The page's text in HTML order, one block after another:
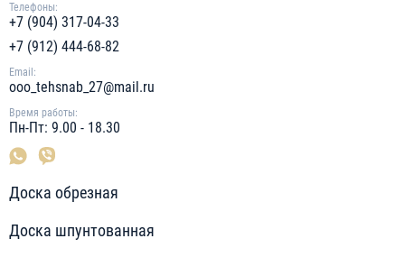
Телефоны:
+7 (904) 317-04-33
+7 (912) 444-68-82
Email:
ooo_tehsnab_27@mail.ru
Время работы:
Пн-Пт: 9.00 - 18.30
Доска обрезная
Доска шпунтованная